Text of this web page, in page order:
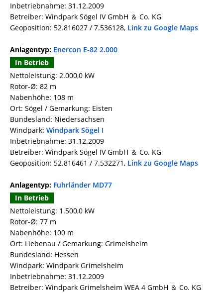
Inbetriebnahme: 31.12.2009
Betreiber: Windpark Sögel IV GmbH ＆ Co. KG
Geoposition: 52.816027 / 7.536128, Link zu Google Maps
Anlagentyp: Enercon E-82 2.000
In Betrieb
Nettoleistung: 2.000,0 kW
Rotor-Ø: 82 m
Nabenhöhe: 108 m
Ort: Sögel / Gemarkung: Eisten
Bundesland: Niedersachsen
Windpark: Windpark Sögel I
Inbetriebnahme: 31.12.2009
Betreiber: Windpark Sögel IV GmbH ＆ Co. KG
Geoposition: 52.816461 / 7.532271, Link zu Google Maps
Anlagentyp: Fuhrländer MD77
In Betrieb
Nettoleistung: 1.500,0 kW
Rotor-Ø: 77 m
Nabenhöhe: 100 m
Ort: Liebenau / Gemarkung: Grimelsheim
Bundesland: Hessen
Windpark: Windpark Grimelsheim
Inbetriebnahme: 31.12.2009
Betreiber: Windpark Grimelsheim WEA 4 GmbH ＆ Co. KG